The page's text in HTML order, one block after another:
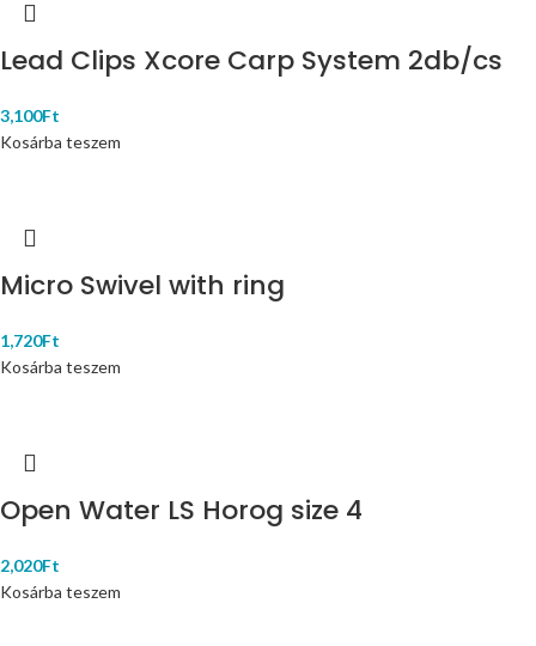
Lead Clips Xcore Carp System 2db/cs
3,100Ft
Kosárba teszem
Micro Swivel with ring
1,720Ft
Kosárba teszem
Open Water LS Horog size 4
2,020Ft
Kosárba teszem